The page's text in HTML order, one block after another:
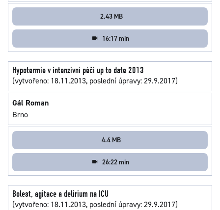
2.43 MB
16:17 min
Hypotermie v intenzivní péči up to date 2013
(vytvořeno: 18.11.2013, poslední úpravy: 29.9.2017)
Gál Roman
Brno
4.4 MB
26:22 min
Bolest, agitace a delirium na ICU
(vytvořeno: 18.11.2013, poslední úpravy: 29.9.2017)